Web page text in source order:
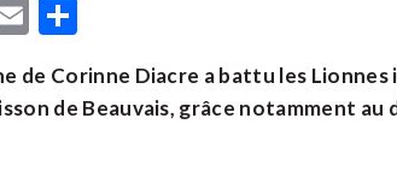
Email
de Corinne Diacre a battu les
de Beauvais, grâce notamment au